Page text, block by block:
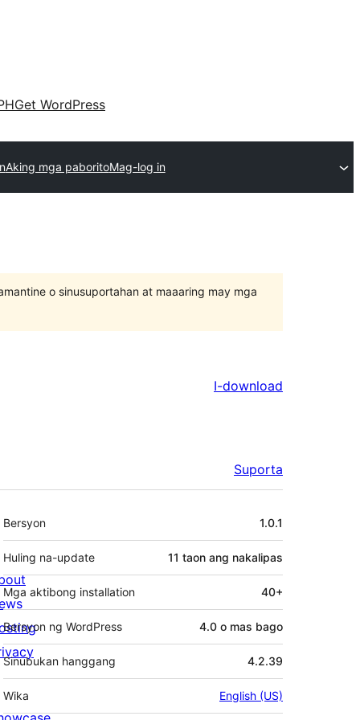
Get WordPress
Aking mga paboritoMag-log in
o sinusuportahan at maaaring may mga
I-download
Suporta
Meta
Bersyon 1.0.1
Huling na-update 11 taon ang nakalipas
Mga aktibong installation 40+
Bersyon ng WordPress 4.0 o mas bago
Sinubukan hanggang 4.2.39
Wika English (US)